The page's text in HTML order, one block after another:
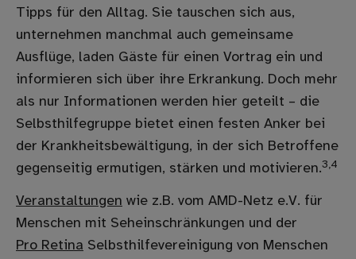
Tipps für den Alltag. Sie tauschen sich aus,
unternehmen manchmal auch gemeinsame
Ausflüge, laden Gäste für einen Vortrag ein und
informieren sich über ihre Erkrankung. Doch mehr
als nur Informationen werden hier geteilt – die
Selbsthilfegruppe bietet einen festen Anker bei
der Krankheitsbewältigung, in der sich Betroffene
gegenseitig ermutigen, stärken und motivieren.3,4
Veranstaltungen wie z.B. vom AMD-Netz e.V. für
Menschen mit Seheinschränkungen und der
Pro Retina Selbsthilfevereinigung von Menschen